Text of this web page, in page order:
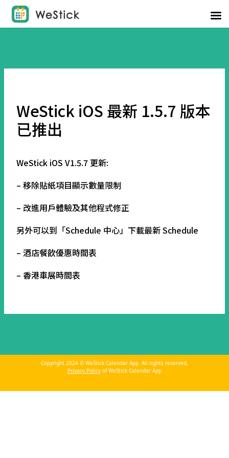
WeStick iOS 最新 1.5.7 版本
已推出
WeStick iOS V1.5.7 更新:
– 移除貼紙項目顯示數量限制
– 改進用戶體驗及其他程式修正
另外可以到「Schedule 中心」下載最新 Schedule
– 酒店餐飲優惠時間表
– 香港車展時間表
Copyright 2024 © WeStick Calendar App. All rights reserved.
Privacy Policy of WeStick Calendar App